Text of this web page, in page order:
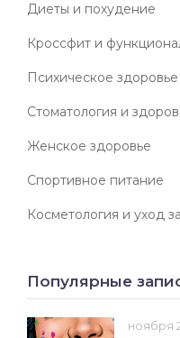
Диеты и похудение
Кроссфит и
Психическое здоровье
Стоматология и
Женское здоровье
Спортивное питание
Косметология и уход
Популярные
ноября